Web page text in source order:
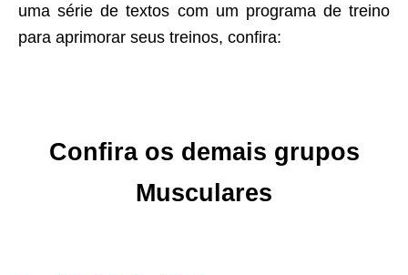
uma série de textos com um programa de treino
para aprimorar seus treinos, confira:
Confira os demais grupos
Musculares